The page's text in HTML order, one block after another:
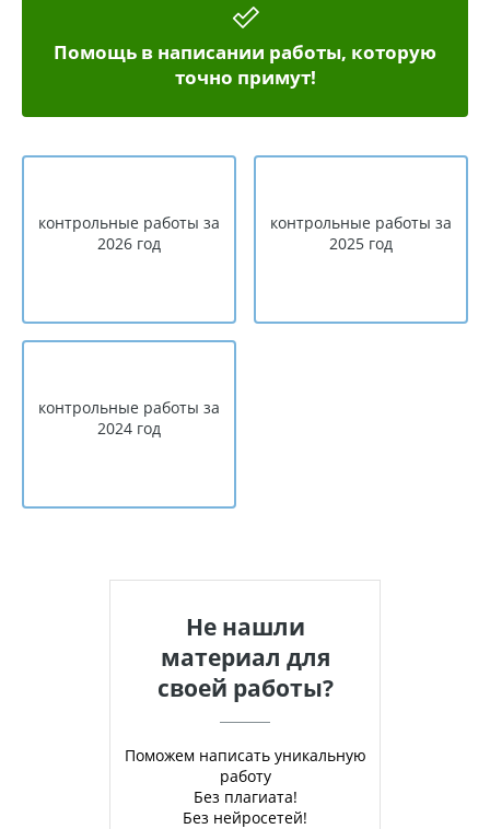
Помощь в написании работы, которую
точно примут!
контрольные работы за
2026 год
контрольные работы за
2025 год
контрольные работы за
2024 год
Не нашли
материал для
своей работы?
Поможем написать уникальную
работу
Без плагиата!
Без нейросетей!